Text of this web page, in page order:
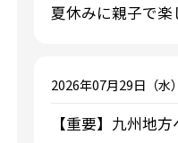
夏休みに親子で
2026年07月29日（水）
【重要】九州地